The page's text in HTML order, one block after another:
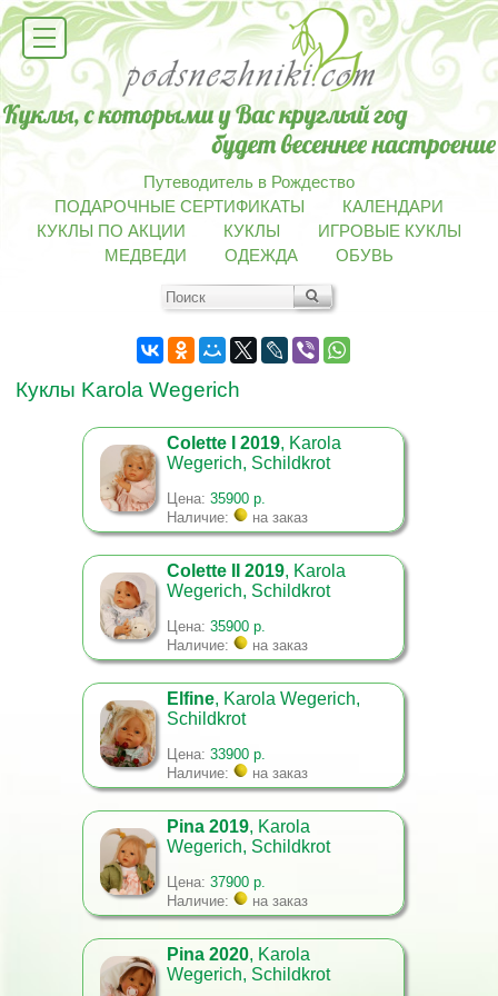
Путеводитель в Рождество
ПОДАРОЧНЫЕ СЕРТИФИКАТЫ
КАЛЕНДАРИ
КУКЛЫ ПО АКЦИИ
КУКЛЫ
ИГРОВЫЕ КУКЛЫ
МЕДВЕДИ
ОДЕЖДА ОБУВЬ
Куклы Karola Wegerich
Colette I 2019, Karola
Wegerich, Schildkrot
Цена: 35900 р.
Наличие:
на заказ
Colette II 2019, Karola
Wegerich, Schildkrot
Цена: 35900 р.
Наличие:
на заказ
Elfine, Karola Wegerich,
Schildkrot
Цена: 33900 р.
Наличие:
на заказ
Pina 2019, Karola
Wegerich, Schildkrot
Цена: 37900 р.
Наличие:
на заказ
Pina 2020, Karola
Wegerich, Schildkrot